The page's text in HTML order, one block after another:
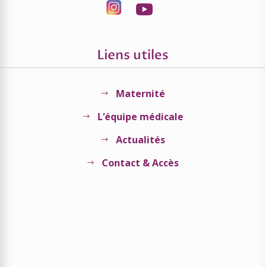
Liens utiles
$ Maternité
$ L’équipe médicale
$ Actualités
$ Contact & Accès